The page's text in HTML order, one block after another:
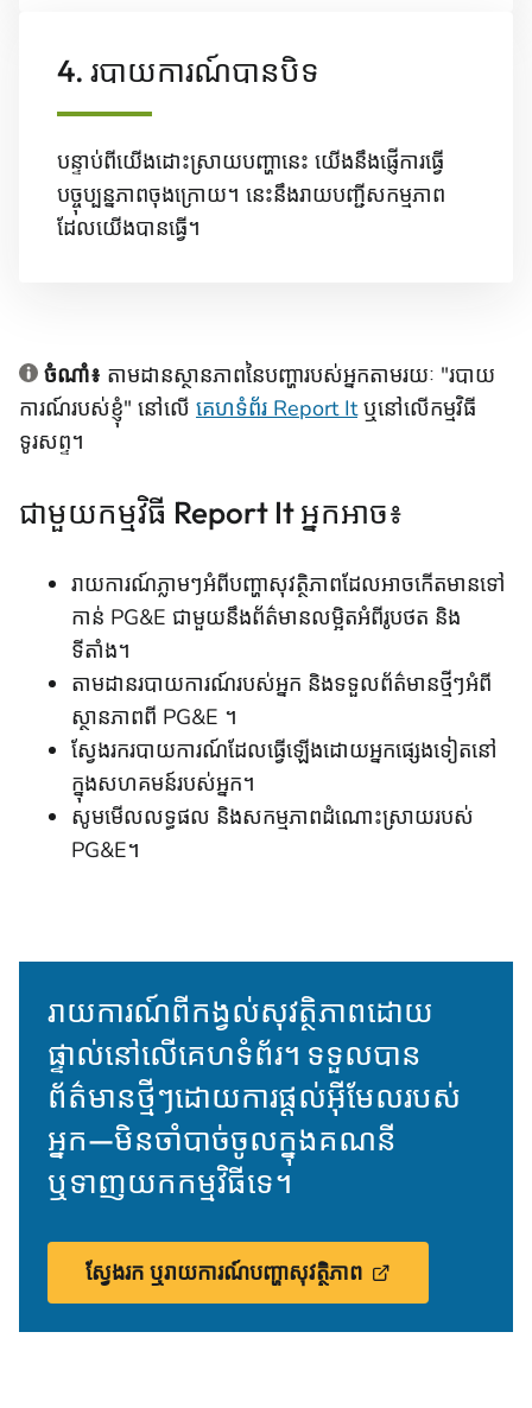
4. របាយការណ៍បានបិទ
បន្ទាប់ពីយើងដោះស្រាយបញ្ហានេះ យើងនឹងផ្ញើការធ្វើ
បច្ចុប្បន្នភាពចុងក្រោយ។ នេះនឹងរាយបញ្ជីសកម្មភាព
ដែលយើងបានធ្វើ។
ចំណាំ៖ តាមដានស្ថានភាពនៃបញ្ហារបស់អ្នកតាមរយៈ "របាយ
ការណ៍របស់ខ្ញុំ" នៅលើ គេហទំព័រ Report Itឬនៅលើកម្មវិធី
ទូរសព្ទ។
ជាមួយកម្មវិធី Report It អ្នក​អាច៖
រាយការណ៍ភ្លាមៗអំពីបញ្ហាសុវត្ថិភាពដែលអាចកើតមានទៅ
កាន់ PG&E ជាមួយនឹងព័ត៌មានលម្អិតអំពីរូបថត និង
ទីតាំង។
តាមដានរបាយការណ៍របស់អ្នក និងទទួលព័ត៌មានថ្មីៗអំពី
ស្ថានភាពពី PG&E ។
ស្វែងរករបាយការណ៍ដែលធ្វើឡើងដោយអ្នកផ្សេងទៀតនៅ
ក្នុងសហគមន៍របស់អ្នក។
សូមមើលលទ្ធផល និងសកម្មភាពដំណោះស្រាយរបស់
PG&E។
រាយការណ៍ពីកង្វល់សុវត្ថិភាពដោយ
ផ្ទាល់នៅលើគេហទំព័រ។ ទទួលបាន
ព័ត៌មាន​ថ្មីៗដោយការផ្ដល់អ៊ីមែលរបស់
អ្នក—មិនចាំបាច់ចូលក្នុងគណនី
ឬទាញយកកម្មវិធីទេ។
ស្វែងរក ឬរាយការណ៍បញ្ហាសុវត្ថិភាព